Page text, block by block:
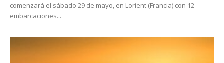
comenzará el sábado 29 de mayo, en Lorient (Francia) con 12
embarcaciones...